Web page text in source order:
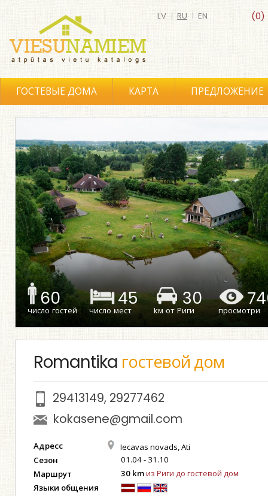
(0)
LV | RU | EN
ГОСТЕВЫЕ ДОМА КАРТА ПРЕДЛОЖЕНИЕ
60
число гостей
45
число мест
30
kм от Риги просмотри
Romantika гостевой дом
29413149, 29277462
kokasene@gmail.com
Адресс Iecavas novads, Ati
Сезон 01.04 - 31.10
Маршрут 30 kmиз Риги до гостевой дом
Языки общения